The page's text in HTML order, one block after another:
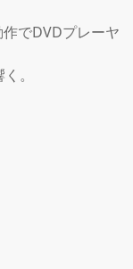
でDVDプレーヤ
。